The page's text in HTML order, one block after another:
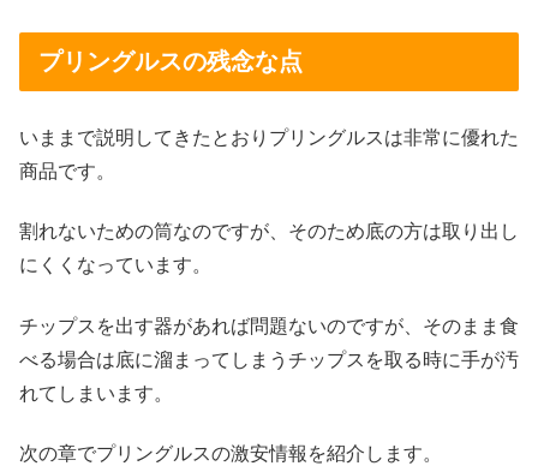
プリングルスの残念な点
いままで説明してきたとおりプリングルスは非常に優れた
商品です。
割れないための筒なのですが、そのため底の方は取り出し
にくくなっています。
チップスを出す器があれば問題ないのですが、そのまま食
べる場合は底に溜まってしまうチップスを取る時に手が汚
れてしまいます。
次の章でプリングルスの激安情報を紹介します。